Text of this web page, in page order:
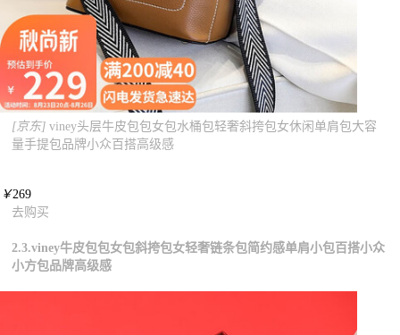
[京东] viney头层牛皮包包女包水桶包轻奢斜挎包女休闲单肩包大容
量手提包品牌小众百搭高级感
￥269
去购买
2.3.viney牛皮包包女包斜挎包女轻奢链条包简约感单肩小包百搭小众
小方包品牌高级感